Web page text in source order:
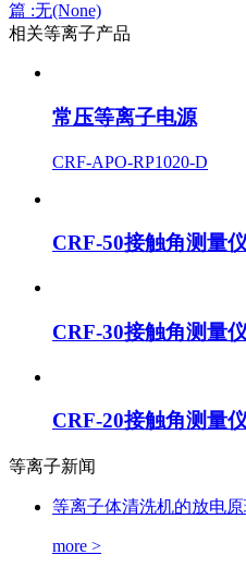
篇 :无(None)
相关等离子产品
常压等离子电源
CRF-APO-RP1020-D
CRF-50接触角测量
CRF-30接触角测量仪
CRF-20接触角测量
等离子新闻
等离子体清洗机的放电
more >